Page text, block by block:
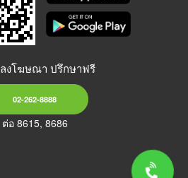
งโฆษณา ปรึกษาฟรี
02-262-8888
ต่อ 8615, 8686